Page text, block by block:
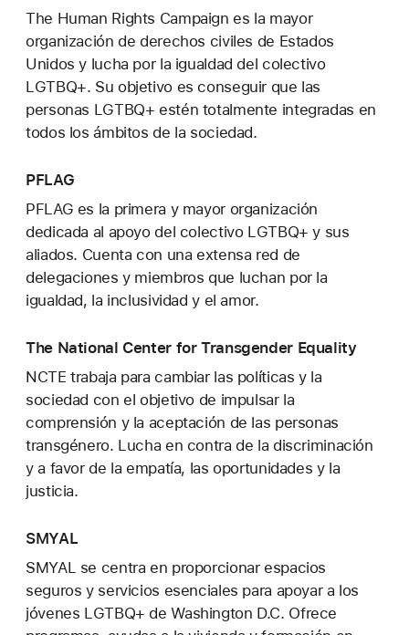
The Human Rights Campaign es la mayor
organización de derechos civiles de Estados
Unidos y lucha por la igualdad del colectivo
LGTBQ+. Su objetivo es conseguir que las
personas LGTBQ+ estén totalmente integradas en
todos los ámbitos de la sociedad.
PFLAG
PFLAG es la primera y mayor organización
dedicada al apoyo del colectivo LGTBQ+ y sus
aliados. Cuenta con una extensa red de
delegaciones y miembros que luchan por la
igualdad, la inclusividad y el amor.
The National Center for Transgender Equality
NCTE trabaja para cambiar las políticas y la
sociedad con el objetivo de impulsar la
comprensión y la aceptación de las personas
transgénero. Lucha en contra de la discriminación
y a favor de la empatía, las oportunidades y la
justicia.
SMYAL
SMYAL se centra en proporcionar espacios
seguros y servicios esenciales para apoyar a los
jóvenes LGTBQ+ de Washington D.C. Ofrece